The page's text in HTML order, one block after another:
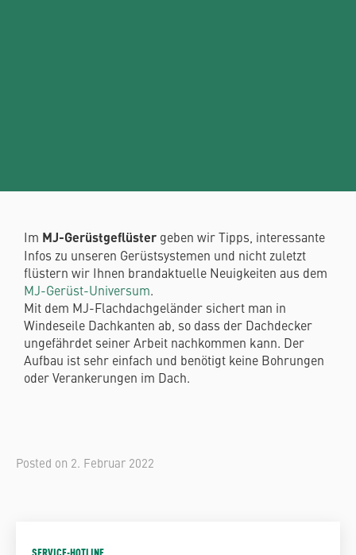
Im MJ-Gerüstgeflüster geben wir Tipps, interessante
Infos zu unseren Gerüstsystemen und nicht zuletzt
flüstern wir Ihnen brandaktuelle Neuigkeiten aus dem
MJ-Gerüst-Universum.
Mit dem MJ-Flachdachgeländer sichert man in
Windeseile Dachkanten ab, so dass der Dachdecker
ungefährdet seiner Arbeit nachkommen kann. Der
Aufbau ist sehr einfach und benötigt keine Bohrungen
oder Verankerungen im Dach.
Posted on 2. Februar 2022
SERVICE-HOTLINE